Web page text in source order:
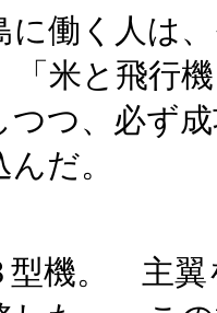
働く人は
「米と飛行
つつ、必ず
んだ。
型機。 主翼